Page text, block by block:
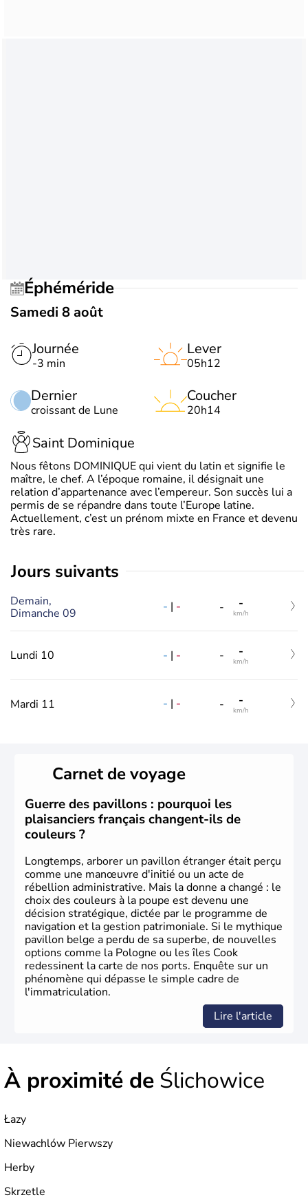
Éphéméride
Samedi 8 août
Journée
-3 min
Dernier
croissant de Lune
Lever
05h12
Coucher
20h14
Saint Dominique
Nous fêtons DOMINIQUE qui vient du latin et signifie le
maître, le chef. A l’époque romaine, il désignait une
relation d’appartenance avec l’empereur. Son succès lui a
permis de se répandre dans toute l’Europe latine.
Actuellement, c’est un prénom mixte en France et devenu
très rare.
jours suivants
Demain,
Dimanche 09
- | - - -
km/h
Lundi 10 - | - - -
km/h
Mardi 11 - | - - -
km/h
Carnet de voyage
Guerre des pavillons : pourquoi les
plaisanciers français changent-ils de
couleurs ?
Longtemps, arborer un pavillon étranger était perçu
comme une manœuvre d'initié ou un acte de
rébellion administrative. Mais la donne a changé : le
choix des couleurs à la poupe est devenu une
décision stratégique, dictée par le programme de
navigation et la gestion patrimoniale. Si le mythique
pavillon belge a perdu de sa superbe, de nouvelles
options comme la Pologne ou les îles Cook
redessinent la carte de nos ports. Enquête sur un
phénomène qui dépasse le simple cadre de
l'immatriculation.
Lire l'article
À proximité de Ślichowice
Łazy
Niewachlów Pierwszy
Herby
Skrzetle